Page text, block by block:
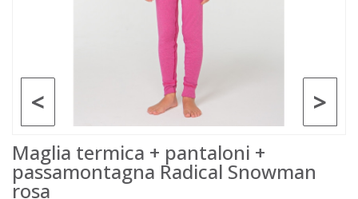
>
<
Maglia termica + pantaloni +
passamontagna Radical Snowman
rosa